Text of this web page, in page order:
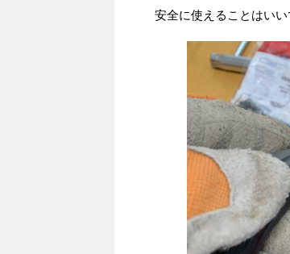
安全に使えることはいい